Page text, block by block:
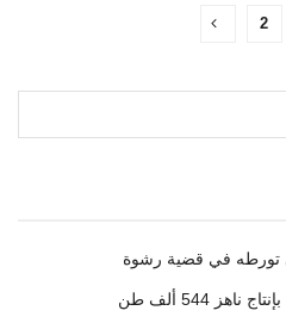
2
تورطه في قضية رشوة
544 ألف طن